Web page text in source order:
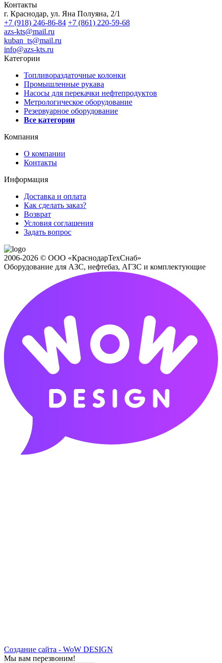
Контакты
г. Краснодар, ул. Яна Полуяна, 2/1
+7 (918) 246-86-84 +7 (861) 220-59-68
azs-kts@mail.ru
kuban_ts@mail.ru
info@azs-kts.ru
Категории
Топливораздаточные колонки
Промышленные рукава
Насосы для перекачки нефтепродуктов
Метрологическое оборудование
Резервуарное оборудование
Все категории
Компания
О компании
Контакты
Информация
Доставка и оплата
Как сделать заказ?
Возврат
Условия соглашения
Задать вопрос
2006-2026 © ООО «КраснодарТехСнаб»
Оборудование для АЗС, нефтебаз, АГЗС и комплектующие
Создание сайта - WoW DESIGN
Мы вам перезвоним!